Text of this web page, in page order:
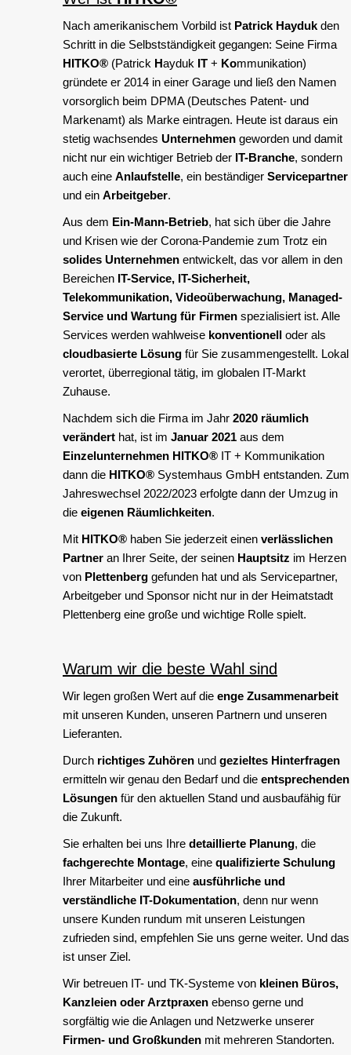
Nach amerikanischem Vorbild ist Patrick Hayduk den
Schritt in die Selbstständigkeit gegangen: Seine Firma
HITKO® (Patrick Hayduk IT + Kommunikation)
gründete er 2014 in einer Garage und ließ den Namen
vorsorglich beim DPMA (Deutsches Patent- und
Markenamt) als Marke eintragen. Heute ist daraus ein
stetig wachsendes Unternehmen geworden und damit
nicht nur ein wichtiger Betrieb der IT-Branche, sondern
auch eine Anlaufstelle, ein beständiger Servicepartner
und ein Arbeitgeber.
Aus dem Ein-Mann-Betrieb, hat sich über die Jahre
und Krisen wie der Corona-Pandemie zum Trotz ein
solides Unternehmen entwickelt, das vor allem in den
Bereichen IT-Service, IT-Sicherheit,
Telekommunikation, Videoüberwachung, Managed-
Service und Wartung für Firmen spezialisiert ist. Alle
Services werden wahlweise konventionell oder als
cloudbasierte Lösung für Sie zusammengestellt. Lokal
verortet, überregional tätig, im globalen IT-Markt
Zuhause.
Nachdem sich die Firma im Jahr 2020 räumlich
verändert hat, ist im Januar 2021 aus dem
Einzelunternehmen HITKO® IT + Kommunikation
dann die HITKO® Systemhaus GmbH entstanden. Zum
Jahreswechsel 2022/2023 erfolgte dann der Umzug in
die eigenen Räumlichkeiten.
Mit HITKO® haben Sie jederzeit einen verlässlichen
Partner an Ihrer Seite, der seinen Hauptsitz im Herzen
von Plettenberg gefunden hat und als Servicepartner,
Arbeitgeber und Sponsor nicht nur in der Heimatstadt
Plettenberg eine große und wichtige Rolle spielt.
Warum wir die beste Wahl sind
Wir legen großen Wert auf die enge Zusammenarbeit
mit unseren Kunden, unseren Partnern und unseren
Lieferanten.
Durch richtiges Zuhören und gezieltes Hinterfragen
ermitteln wir genau den Bedarf und die entsprechenden
Lösungen für den aktuellen Stand und ausbaufähig für
die Zukunft.
Sie erhalten bei uns Ihre detaillierte Planung, die
fachgerechte Montage, eine qualifizierte Schulung
Ihrer Mitarbeiter und eine ausführliche und
verständliche IT-Dokumentation, denn nur wenn
unsere Kunden rundum mit unseren Leistungen
zufrieden sind, empfehlen Sie uns gerne weiter. Und das
ist unser Ziel.
Wir betreuen IT- und TK-Systeme von kleinen Büros,
Kanzleien oder Arztpraxen ebenso gerne und
sorgfältig wie die Anlagen und Netzwerke unserer
Firmen- und Großkunden mit mehreren Standorten.